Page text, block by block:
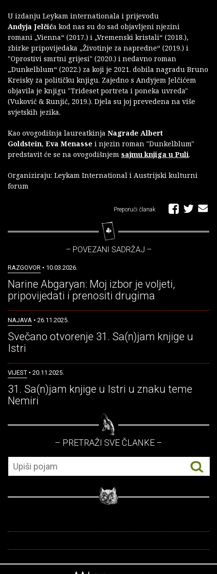
U izdanju Leykam internationala i prijevodu
Andyja Jelčića kod nas su do sad objavljeni njezini
romani „Vienna“ (2017.) i „Vremenski kristali“ (2018.),
zbirke pripovijedaka „Životinje za napredne“ (2019.) i
"Oprostivi smrtni grijesi" (2020.) i nedavno roman
„Dunkelblum“ (2022.) za koji je 2021. dobila nagradu Bruno
Kreisky za političku knjigu. Zajedno s Andyjem Jelčićem
objavila je knjigu "Trideset portreta i poneka uvreda"
(Vuković & Runjić, 2019.). Djela su joj prevedena na više
svjetskih jezika.
Kao ovogodišnja laureatkinja Nagrade Albert
Goldstein, Eva Menasse i njezin roman "Dunkelblum"
predstavit će se na ovogodišnjem sajmu knjiga u Puli.
Organiziraju: Leykam International i Austrijski kulturni
forum
Preporuči članak
– POVEZANI SADRŽAJ –
RAZGOVOR • 10.03.2026.
Narine Abgaryan: Moj izbor je voljeti,
pripovijedati i prenositi drugima
NAJAVA • 26.11.2025.
Svečano otvorenje 31. Sa(n)jam knjige u
Istri
VIJEST • 20.11.2025.
31. Sa(n)jam knjige u Istri u znaku teme
Nemiri
– PRETRAŽI SVE ČLANKE –